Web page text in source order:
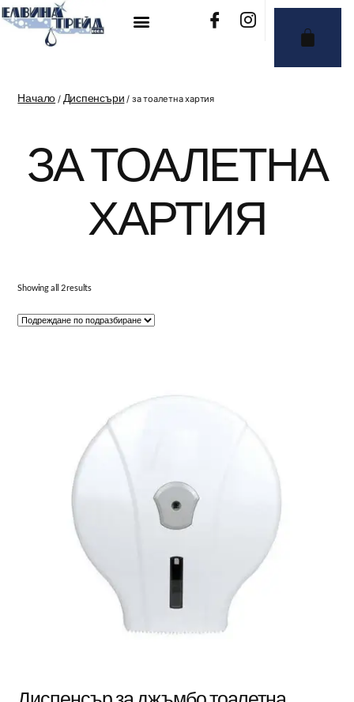
Начало / Диспенсъри / за тоалетна хартия
ЗА ТОАЛЕТНА
ХАРТИЯ
Showing all 2 results